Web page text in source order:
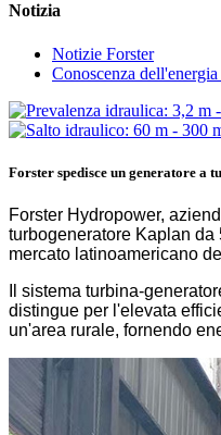
Notizia
Notizie Forster
Conoscenza
Forster spedisce un generatore a
Forster Hydropower,
turbogeneratore Kaplan
mercato latinoamericano
Il sistema turbina-
distingue per l'elevata
un'area rurale, fornendo